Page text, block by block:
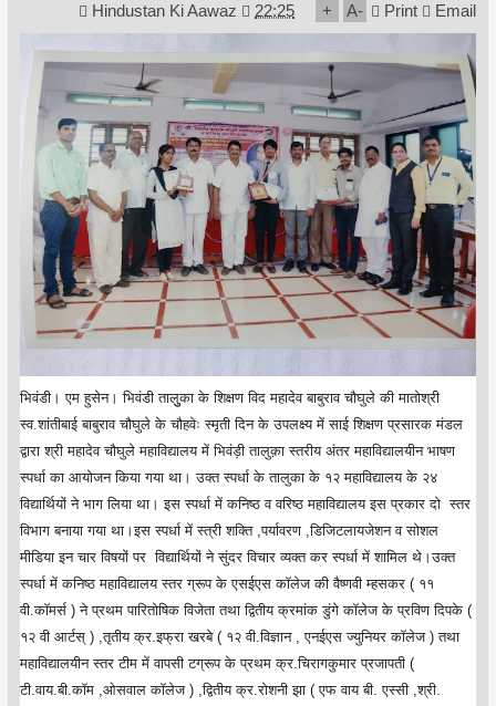
Hindustan Ki Aawaz 22:25
+
A- Print Email
भिवंडी। एम हुसेन। भिवंडी तालुुका के शिक्षण विद महादेव बाबुराव चौघुले की मातोश्री
स्व.शांतीबाई बाबुराव चौघुले के चौहवेः स्मृती दिन के उपलक्ष्य में साई शिक्षण प्रसारक मंडल
द्वारा श्री महादेव चौघुले महाविद्यालय में भिवंड़ी तालुक़ा स्तरीय अंतर महाविद्यालयीन भाषण
स्पर्धा का आयोजन किया गया था। उक्त स्पर्धा के तालुका के १२ महाविद्यालय के २४
विद्यार्थियों ने भाग लिया था। इस स्पर्धा में कनिष्ठ व वरिष्ठ महाविद्यालय इस प्रकार दो स्तर
विभाग बनाया गया था।इस स्पर्धा में स्त्री शक्ति ,पर्यावरण ,डिजिटलायजेशन व सोशल
मीडिया इन चार विषयों पर विद्यार्थियों ने सुंदर विचार व्यक्त कर स्पर्धा में शामिल थे।उक्त
स्पर्धा में कनिष्ठ महाविद्यालय स्तर ग्रूप के एसईएस कॉलेज की वैष्णवी म्हसकर ( ११
वी.कॉमर्स ) ने प्रथम पारितोषिक विजेता तथा द्वितीय क्रमांक डुंगे कॉलेज के प्रविण दिपके (
१२ वी आर्टस् ) ,तृतीय क्र.इफ्रा खरबे ( १२ वी.विज्ञान , एनईएस ज्युनियर कॉलेज ) तथा
महाविद्यालयीन स्तर टीम में वापसी टग्रूप के प्रथम क्र.चिरागकुमार प्रजापती (
टी.वाय.बी.कॉम ,ओसवाल कॉलेज ) ,द्वितीय क्र.रोशनी झा ( एफ वाय बी. एस्सी ,श्री.